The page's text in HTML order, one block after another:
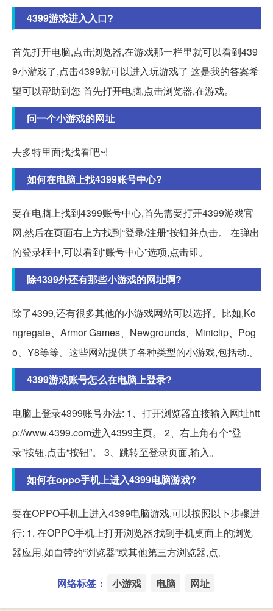
4399游戏进入入口?
首先打开电脑,点击浏览器,在游戏那一栏里就可以看到439
9小游戏了,点击4399就可以进入玩游戏了 这是我的答案希
望可以帮助到您 首先打开电脑,点击浏览器,在游戏。
问一个小游戏的网址
去多特里面找找看吧~!
如何在电脑上找4399账号中心?
要在电脑上找到4399账号中心,首先需要打开4399游戏官
网,然后在页面右上方找到“登录/注册”按钮并点击。 在弹出
的登录框中,可以看到“账号中心”选项,点击即。
除4399外还有那些小游戏的网址啊?
除了4399,还有很多其他的小游戏网站可以选择。比如,Ko
ngregate、Armor Games、Newgrounds、Miniclip、Pog
o、Y8等等。这些网站提供了各种类型的小游戏,包括动.。
4399游戏账号怎么在电脑上登录?
电脑上登录4399账号办法: 1、打开浏览器直接输入网址htt
p://www.4399.com进入4399主页。 2、右上角有个“登
录”按钮,点击“按钮”。 3、跳转至登录页面,输入。
如何在oppo手机上进入4399电脑游戏?
要在OPPO手机上进入4399电脑游戏,可以按照以下步骤进
行: 1. 在OPPO手机上打开浏览器:找到手机桌面上的浏览
器应用,如自带的“浏览器”或其他第三方浏览器,点。
网络标签： 小游戏 电脑 网址